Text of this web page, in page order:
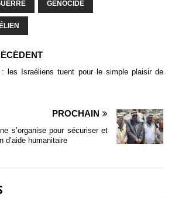
GÉNOCIDE
: les Israéliens tuent pour le simple plaisir de
PROCHAIN
s’organise pour sécuriser et
d’aide humanitaire